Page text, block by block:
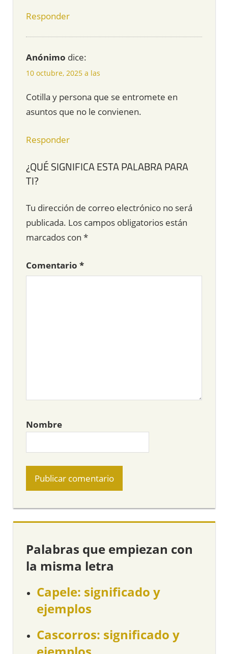
Responder
Anónimo dice:
10 octubre, 2025 a las
Cotilla y persona que se entromete en
asuntos que no le convienen.
Responder
¿QUÉ SIGNIFICA ESTA PALABRA PARA
TI?
Tu dirección de correo electrónico no será
publicada. Los campos obligatorios están
marcados con *
Comentario *
Nombre
Palabras que empiezan con
la misma letra
Capele: significado y
ejemplos
Cascorros: significado y